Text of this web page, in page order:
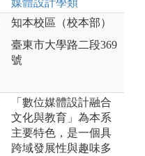
知本校區（校本部）
臺東市大學路二段369
號
「數位媒體設計融合
文化與教育」為本系
主要特色，是一個具
跨域發展性與趣味多